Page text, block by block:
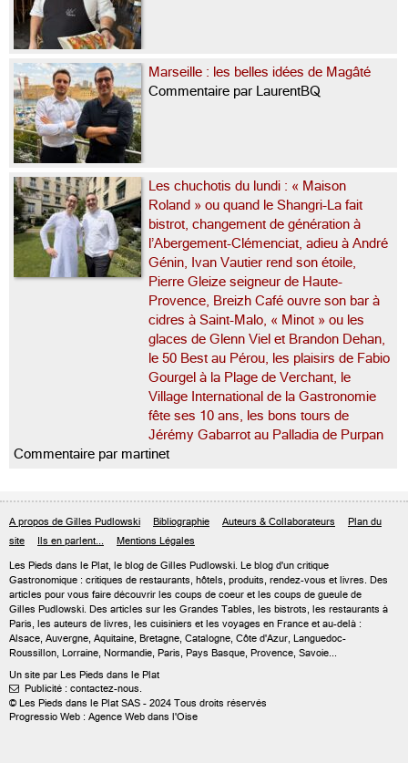
Marseille : les belles idées de Magâté
Commentaire par LaurentBQ
Les chuchotis du lundi : « Maison
Roland » ou quand le Shangri-La fait
bistrot, changement de génération à
l’Abergement-Clémenciat, adieu à André
Génin, Ivan Vautier rend son étoile,
Pierre Gleize seigneur de Haute-
Provence, Breizh Café ouvre son bar à
cidres à Saint-Malo, « Minot » ou les
glaces de Glenn Viel et Brandon Dehan,
le 50 Best au Pérou, les plaisirs de Fabio
Gourgel à la Plage de Verchant, le
Village International de la Gastronomie
fête ses 10 ans, les bons tours de
Jérémy Gabarrot au Palladia de Purpan
Commentaire par martinet
A propos de Gilles Pudlowski Bibliographie Auteurs & Collaborateurs
Plan du
site
Ils en parlent... Mentions Légales
Les Pieds dans le Plat, le blog de Gilles Pudlowski. Le blog d'un critique
Gastronomique : critiques de restaurants, hôtels, produits, rendez-vous et livres. Des
articles pour vous faire découvrir les coups de coeur et les coups de gueule de
Gilles Pudlowski. Des articles sur les Grandes Tables, les bistrots, les restaurants à
Paris, les auteurs de livres, les cuisiniers et les voyages en France et au-delà :
Alsace, Auvergne, Aquitaine, Bretagne, Catalogne, Côte d'Azur, Languedoc-
Roussillon, Lorraine, Normandie, Paris, Pays Basque, Provence, Savoie...
Un site par Les Pieds dans le Plat
 Publicité : contactez-nous.
© Les Pieds dans le Plat SAS - 2024 Tous droits réservés
Progressio Web : Agence Web dans l'Oise